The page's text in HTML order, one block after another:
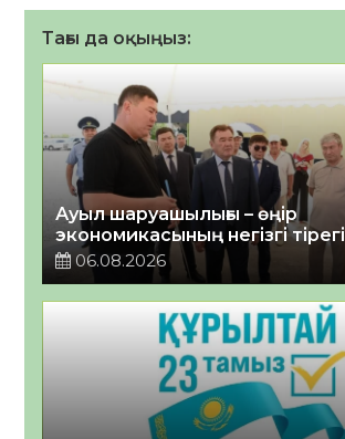
Тағы да оқыңыз:
Ауыл шаруашылығы – өңір
экономикасының негізгі тірегі
06.08.2026